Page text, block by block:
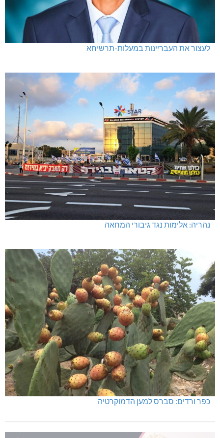
לעצור את העבריינות במעלות-תרשיחא
נהריה: אלימות נגד גיבורי המחאה
כפר ורדים: סברס למען הדמוקרטיה